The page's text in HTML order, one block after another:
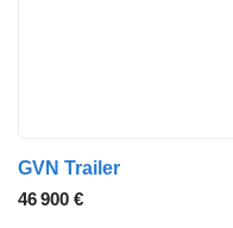
GVN Trailer
46 900 €